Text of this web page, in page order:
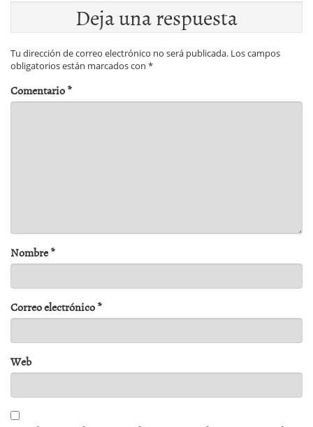
Deja una respuesta
Tu dirección de correo electrónico no será publicada. Los campos
obligatorios están marcados con *
Comentario*
Nombre*
Correo electrónico*
Web